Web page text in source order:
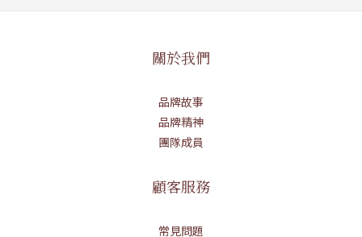
關於我們
品牌故事
品牌精神
團隊成員
顧客服務
常見問題